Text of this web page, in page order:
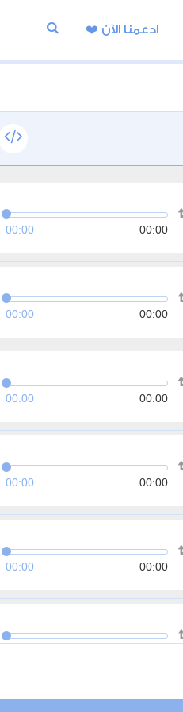
ادعمنا اﻵن ❤️
00:00 00:00
00:00 00:00
00:00 00:00
00:00 00:00
00:00 00:00